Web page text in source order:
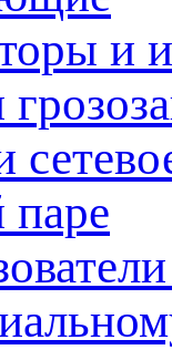
и
паре